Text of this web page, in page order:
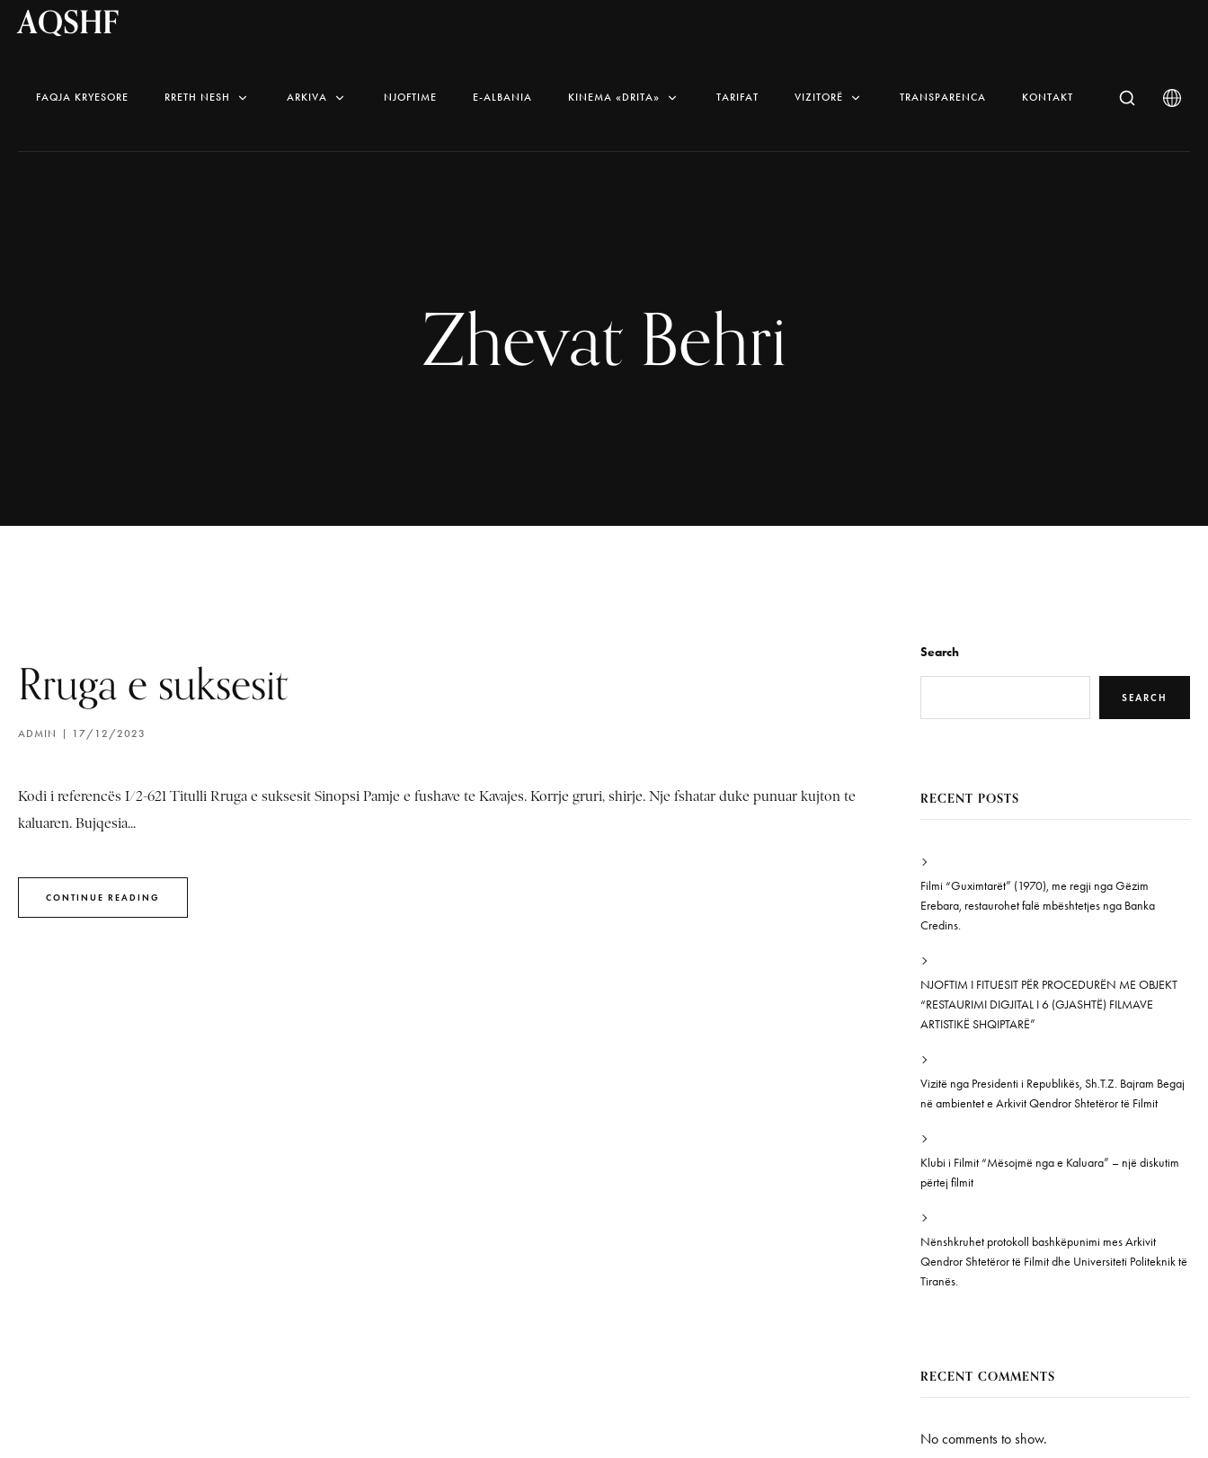
AQSHF
FAQJA KRYESORE RRETH NESH ARKIVA NJOFTIME E-ALBANIA KINEMA «DRITA» TARIFAT VIZITORË TRANSPARENCA KONTAKT
Zhevat Behri
Rruga e suksesit
ADMIN 17/12/2023
Kodi i referencës I/2-621 Titulli Rruga e suksesit Sinopsi Pamje e fushave te Kavajes. Korrje gruri, shirje. Nje fshatar duke punuar kujton te
kaluaren. Bujqesia...
CONTINUE READING
Search
SEARCH
RECENT POSTS
Filmi “Guximtarët” (1970), me regji nga Gëzim
Erebara, restaurohet falë mbështetjes nga Banka
Credins.
NJOFTIM I FITUESIT PËR PROCEDURËN ME OBJEKT
“RESTAURIMI DIGJITAL I 6 (GJASHTË) FILMAVE
ARTISTIKË SHQIPTARË”
Vizitë nga Presidenti i Republikës, Sh.T.Z. Bajram Begaj
në ambientet e Arkivit Qendror Shtetëror të Filmit
Klubi i Filmit “Mësojmë nga e Kaluara” – një diskutim
përtej filmit
Nënshkruhet protokoll bashkëpunimi mes Arkivit
Qendror Shtetëror të Filmit dhe Universiteti Politeknik të
Tiranës.
RECENT COMMENTS
No comments to show.